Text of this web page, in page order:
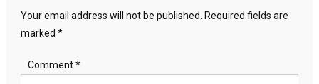
Your email address will not be published. Required fields are
marked *
Comment*